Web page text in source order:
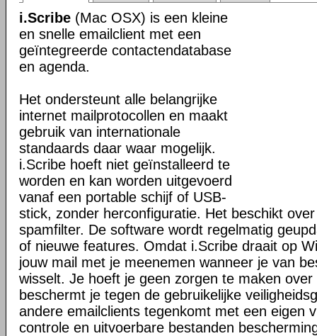
i.Scribe (Mac OSX) is een kleine
en snelle emailclient met een
geïntegreerde contactendatabase
en agenda.
Het ondersteunt alle belangrijke
internet mailprotocollen en maakt
gebruik van internationale
standaards daar waar mogelijk.
i.Scribe hoeft niet geïnstalleerd te
worden en kan worden uitgevoerd
vanaf een portable schijf of USB-
stick, zonder herconfiguratie. Het beschikt
spamfilter. De software wordt regelmatig
of nieuwe features. Omdat i.Scribe draait op
jouw mail met je meenemen wanneer je van
wisselt. Je hoeft je geen zorgen te maken
beschermt je tegen de gebruikelijke
andere emailclients tegenkomt met een eigen
controle en uitvoerbare bestanden